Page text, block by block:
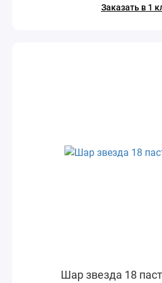
Заказать в 1
Шар звезда 18